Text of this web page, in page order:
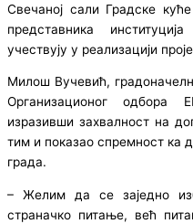
Свечаној сали Градске
представника
учествују у реализацији
Милош Вучевић,
Организационог одбора
изразивши захвалност на
тим и показао спремност ка
града.
– Желим да се заједно
страначко питање, већ